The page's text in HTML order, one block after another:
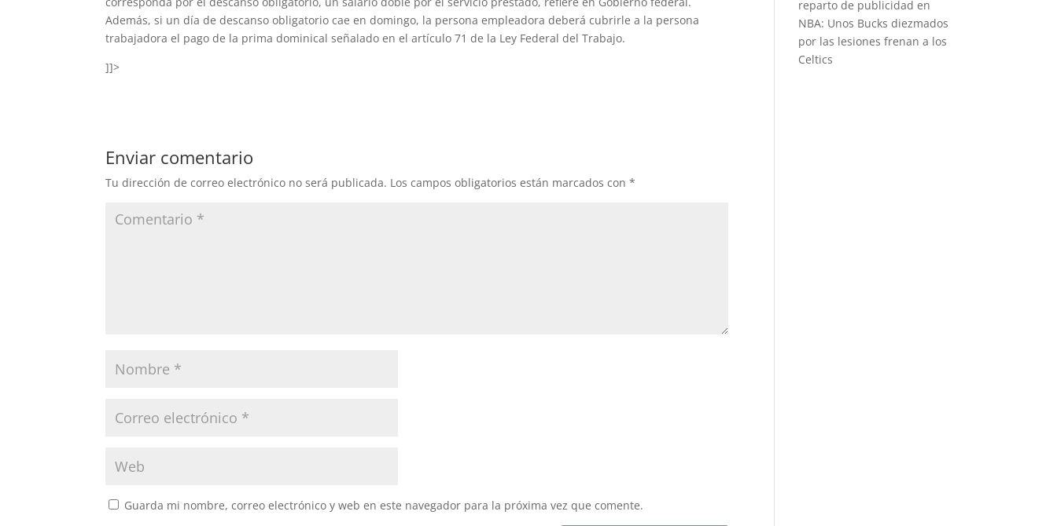
Además, si un día de descanso obligatorio cae en domingo, la persona empleadora deberá cubrirle a la persona
trabajadora el pago de la prima dominical señalado en el artículo 71 de la Ley Federal del Trabajo.
]]>
Enviar comentario
Tu dirección de correo electrónico no será publicada. Los campos obligatorios están marcados con*
Guarda mi nombre, correo electrónico y web en este navegador para la próxima vez que comente.
reparto de publicidad en
NBA: Unos Bucks diezmados
por las lesiones frenan a los
Celtics